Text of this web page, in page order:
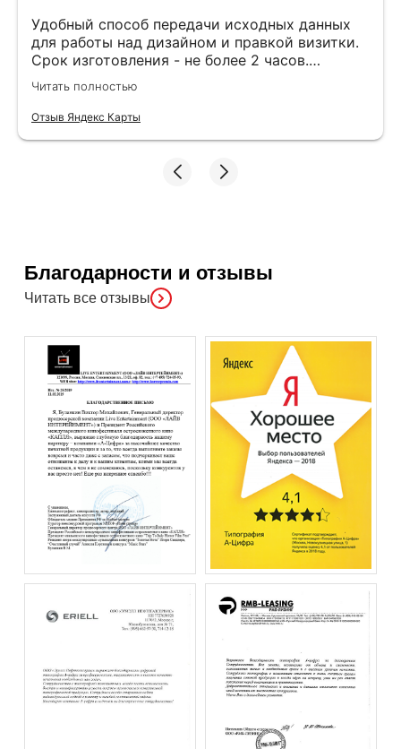
Удобный способ передачи исходных данных
для работы над дизайном и правкой визитки.
Срок изготовления - не более 2 часов.
Специалисты компетентные. Офис находится
в удобном месте, найти не составило труда.
Читать полностью
Отзыв Яндекс Карты
Благодарности и отзывы
Читать все отзывы